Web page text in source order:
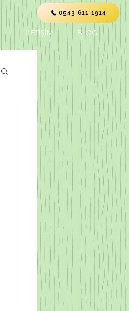
İLETİŞİM BLOG
0543 611 1914